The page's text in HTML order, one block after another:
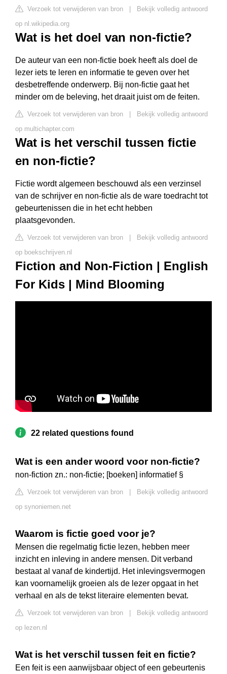
Verzoek tot verwijderen van bron
Bekijk volledig antwoord
op nl.wikipedia.org
Wat is het doel van non-fictie?
De auteur van een non-fictie boek heeft als doel de
lezer iets te leren en informatie te geven over het
desbetreffende onderwerp. Bij non-fictie gaat het
minder om de beleving, het draait juist om de feiten.
Verzoek tot verwijderen van bron
Bekijk volledig antwoord
op multichapter.com
Wat is het verschil tussen fictie
en non-fictie?
Fictie wordt algemeen beschouwd als een verzinsel
van de schrijver en non-fictie als de ware toedracht tot
gebeurtenissen die in het echt hebben
plaatsgevonden.
Verzoek tot verwijderen van bron
Bekijk volledig antwoord
op boekschrijven.nl
Fiction and Non-Fiction | English
For Kids | Mind Blooming
22 related questions found
Wat is een ander woord voor non-fictie?
non-fiction zn.: non-fictie; [boeken] informatief §
Verzoek tot verwijderen van bron
Bekijk volledig antwoord
op synoniemen.net
Waarom is fictie goed voor je?
Mensen die regelmatig fictie lezen, hebben meer
inzicht en inleving in andere mensen. Dit verband
bestaat al vanaf de kindertijd. Het inlevingsvermogen
kan voornamelijk groeien als de lezer opgaat in het
verhaal en als de tekst literaire elementen bevat.
Verzoek tot verwijderen van bron
Bekijk volledig antwoord
op lezen.nl
Wat is het verschil tussen feit en fictie?
Een feit is een aanwijsbaar object of een gebeurtenis